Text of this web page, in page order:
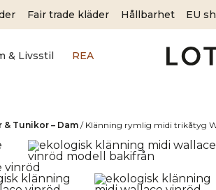
Fair trade kläder Hållbarhet EU
& Livsstil REA
& Tunikor – Dam/ Klänning rymlig midi trikåtyg